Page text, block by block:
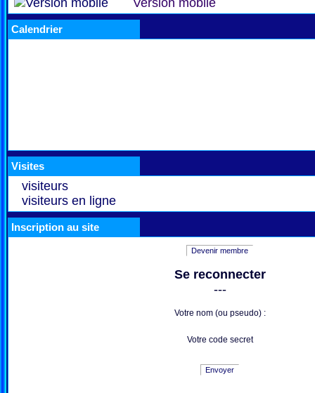
Version mobile
Calendrier
Visites
visiteurs
visiteurs en ligne
Inscription au site
Devenir membre
Se reconnecter
---
Votre nom (ou pseudo) :
Votre code secret
Envoyer